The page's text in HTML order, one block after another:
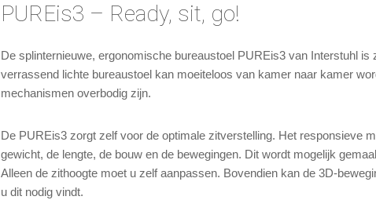
PUREis3 – Ready, sit, go!
De splinternieuwe, ergonomische bureaustoel PUREis3 van Interstuhl
verrassend lichte bureaustoel kan moeiteloos van kamer naar kamer
mechanismen overbodig zijn.
De PUREis3 zorgt zelf voor de optimale zitverstelling. Het responsieve
gewicht, de lengte, de bouw en de bewegingen. Dit wordt mogelijk
Alleen de zithoogte moet u zelf aanpassen. Bovendien kan de 3D-
u dit nodig vindt.